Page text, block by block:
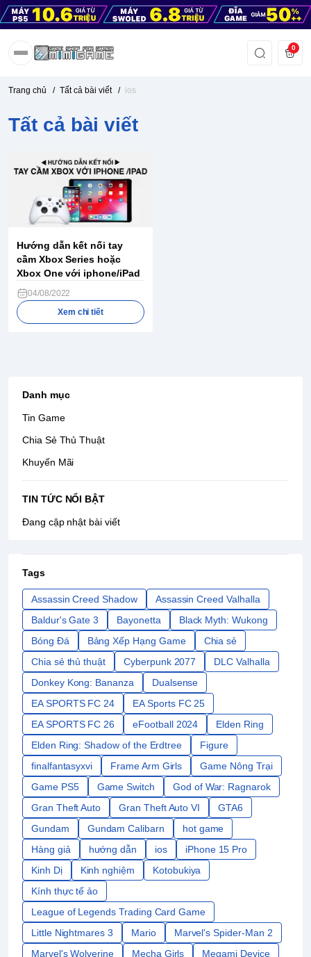
0
Trang chủ / Tất cả bài viết / ios
Tất cả bài viết
Hướng dẫn kết nối tay
cầm Xbox Series hoặc
Xbox One với iphone/iPad
04/08/2022
Xem chi tiết
Danh mục
Tin Game
Chia Sẻ Thủ Thuật
Khuyến Mãi
TIN TỨC NỔI BẬT
Đang cập nhật bài viết
Tags
Assassin Creed Shadow
Assassin Creed Valhalla
Baldur's Gate 3
Bayonetta
Black Myth: Wukong
Bóng Đá
Bảng Xếp Hạng Game
Chia sẻ
Chia sẻ thủ thuật
Cyberpunk 2077
DLC Valhalla
Donkey Kong: Bananza
Dualsense
EA SPORTS FC 24
EA Sports FC 25
EA SPORTS FC 26
eFootball 2024
Elden Ring
Elden Ring: Shadow of the Erdtree
Figure
finalfantasyxvi
Frame Arm Girls
Game Nông Trại
Game PS5
Game Switch
God of War: Ragnarok
Gran Theft Auto
Gran Theft Auto VI
GTA6
Gundam
Gundam Calibarn
hot game
Hàng giả
hướng dẫn ios
iPhone 15 Pro
Kinh Dị
Kinh nghiệm
Kotobukiya
Kính thực tế ảo
League of Legends Trading Card Game
Little Nightmares 3
Mario
Marvel's Spider-Man 2
Marvel's Wolverine
Mecha Girls
Megami Device